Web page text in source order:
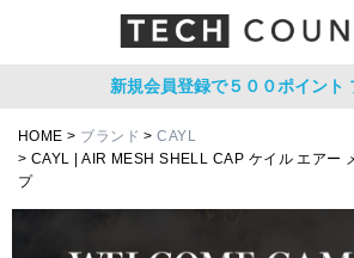
新規会員登録で５００ポイント
HOME ブランド
CAYL
CAYL | AIR MESH SHELL CAP ケイル エアー
プ